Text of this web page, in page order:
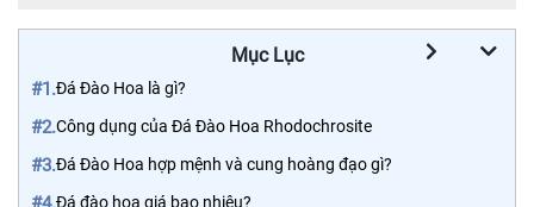
Mục Lục
#1.Đá Đào Hoa là gì?
#2.Công dụng của Đá Đào Hoa Rhodochrosite
#3.Đá Đào Hoa hợp mệnh và cung hoàng đạo gì?
Đá đào hoa giá bao nhiêu?